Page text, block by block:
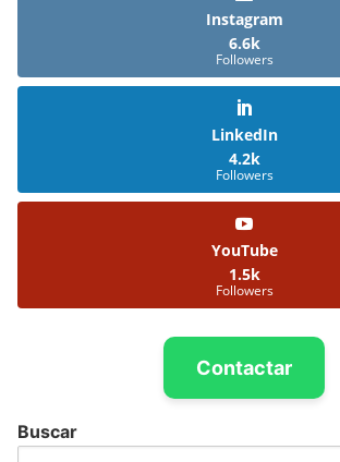
Instagram
6.6k
Followers
LinkedIn
4.2k
Followers
YouTube
1.5k
Followers
Contactar
Buscar